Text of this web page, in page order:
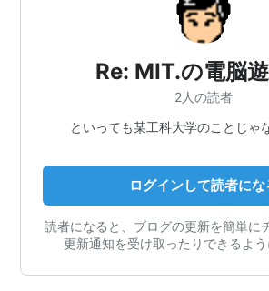
Re: MIT.の電脳
2人の読者
といっても某工科大学のことじゃ
ログインして読者にな
読者になると、ブログの更新を簡単に
更新通知を受け取ったりできるよう